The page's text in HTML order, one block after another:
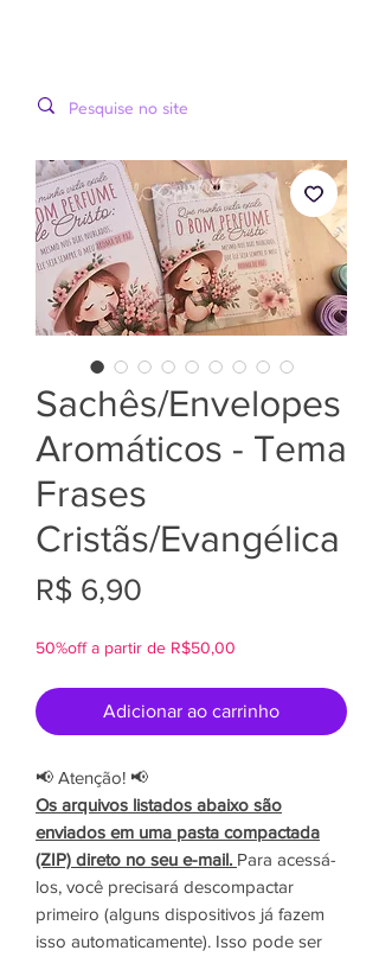
Sachês/Envelopes
Aromáticos - Tema
Frases
Cristãs/Evangélica
R$ 6,90
50%off a partir de R$50,00
Adicionar ao carrinho
📢 Atenção! 📢
Os arquivos listados abaixo são
enviados em uma pasta compactada
(ZIP) direto no seu e-mail. Para acessá-
los, você precisará descompactar
primeiro (alguns dispositivos já fazem
isso automaticamente). Isso pode ser